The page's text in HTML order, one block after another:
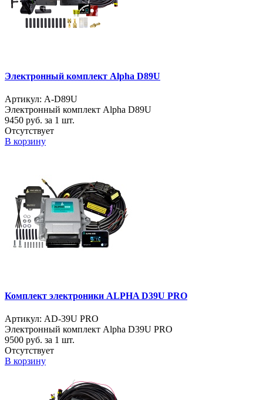
Электронный комплект Alpha D89U
Артикул: A-D89U
Электронный комплект Alpha D89U
9450 руб. за 1 шт.
Отсутствует
В корзину
Комплект электроники ALPHA D39U PRO
Артикул: AD-39U PRO
Электронный комплект Alpha D39U PRO
9500 руб. за 1 шт.
Отсутствует
В корзину